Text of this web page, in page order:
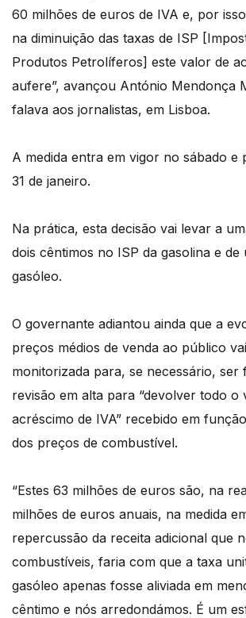
60 milhões de euros de IVA e, por
na diminuição das taxas de ISP
Produtos Petrolíferos] este valor de
aufere”, avançou António Mendonça
falava aos jornalistas, em Lisboa.
A medida entra em vigor no sábado e
31 de janeiro.
Na prática, esta decisão vai levar a
dois cêntimos no ISP da gasolina e de
gasóleo.
O governante adiantou ainda que a
preços médios de venda ao público
monitorizada para, se necessário, ser
revisão em alta para “devolver todo o
acréscimo de IVA” recebido em
dos preços de combustível.
“Estes 63 milhões de euros são, na
milhões de euros anuais, na medida
repercussão da receita adicional que
combustíveis, faria com que a taxa
gasóleo apenas fosse aliviada em
cêntimo e nós arredondámos. É um